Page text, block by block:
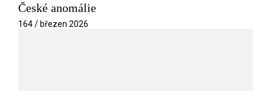
České anomálie
164 / březen 2026